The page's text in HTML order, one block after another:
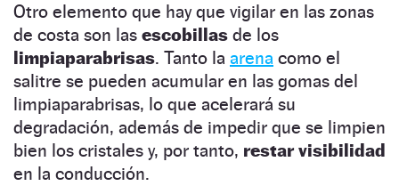
Otro elemento que hay que vigilar en las zonas
de costa son las escobillas de los
limpiaparabrisas. Tanto la arena como el
salitre se pueden acumular en las gomas del
limpiaparabrisas, lo que acelerará su
degradación, además de impedir que se limpien
bien los cristales y, por tanto, restar visibilidad
en la conducción.